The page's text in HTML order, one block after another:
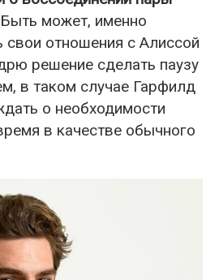
может, именно
свои отношения с Алиссой
решение сделать паузу
в таком случае Гарфилд
о необходимости
в качестве обычного